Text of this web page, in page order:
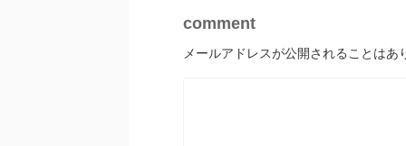
comment
メールアドレスが公開されることはあ